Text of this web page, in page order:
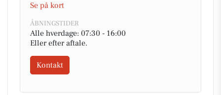
Se på kort
ÅBNINGSTIDER
Alle hverdage: 07:30 - 16:00
Eller efter aftale.
Kontakt